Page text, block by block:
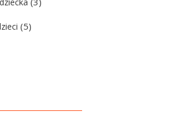
Białystok rankingi w
(5)